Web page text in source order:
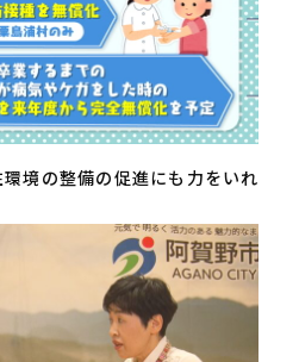
境の整備の促進にも力をいれ